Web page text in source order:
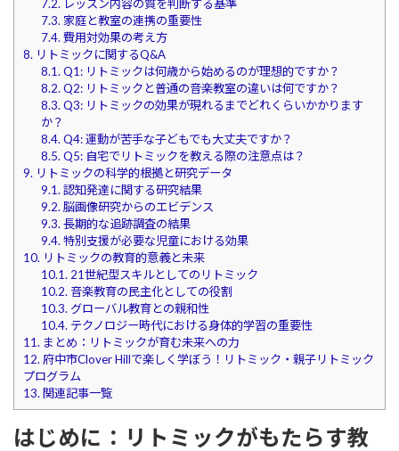
7.2. レッスン内容の質を判断する基準
7.3. 家庭と教室の連携の重要性
7.4. 費用対効果の考え方
8. リトミックに関するQ&A
8.1. Q1: リトミックは何歳から始めるのが理想的ですか？
8.2. Q2: リトミックと普通の音楽教室の違いは何ですか？
8.3. Q3: リトミックの効果が現れるまでどれくらいかかります
か？
8.4. Q4: 運動が苦手な子どもでも大丈夫ですか？
8.5. Q5: 自宅でリトミックを教える際の注意点は？
9. リトミックの科学的根拠と研究データ
9.1. 認知発達に関する研究結果
9.2. 脳画像研究からのエビデンス
9.3. 長期的な追跡調査の結果
9.4. 特別支援が必要な児童における効果
10. リトミックの教育的意義と未来
10.1. 21世紀型スキルとしてのリトミック
10.2. 音楽教育の民主化としての役割
10.3. グローバル教育との親和性
10.4. テクノロジー時代における身体的学習の重要性
11. まとめ：リトミックが育む未来への力
12. 府中市Clover Hillで楽しく学ぼう！リトミック・親子リトミック
プログラム
13. 関連記事一覧
はじめに：リトミックがもたらす教